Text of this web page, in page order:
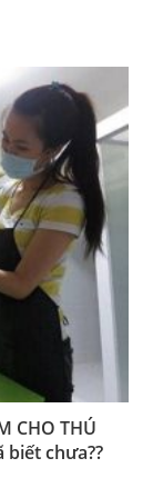
CHO THÚ
biết chưa??